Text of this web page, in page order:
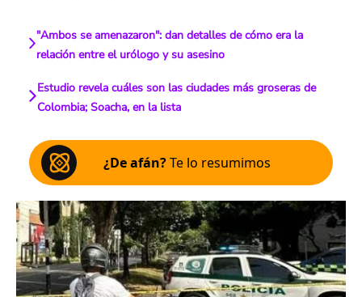
"Ambos se amenazaron": dan detalles de cómo era la
relación entre el urólogo y su asesino
Estudio revela cuáles son las ciudades más groseras de
Colombia; Soacha, en la lista
¿De afán?Te lo resumimos